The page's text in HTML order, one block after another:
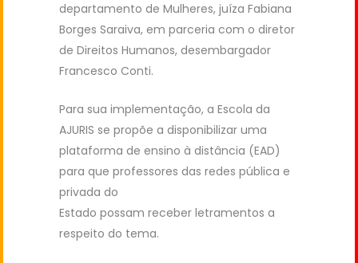
departamento de Mulheres, juíza Fabiana
Borges Saraiva, em parceria com o diretor
de Direitos Humanos, desembargador
Francesco Conti.
Para sua implementação, a Escola da
AJURIS se propõe a disponibilizar uma
plataforma de ensino à distância (EAD)
para que professores das redes pública e
privada do
Estado possam receber letramentos a
respeito do tema.